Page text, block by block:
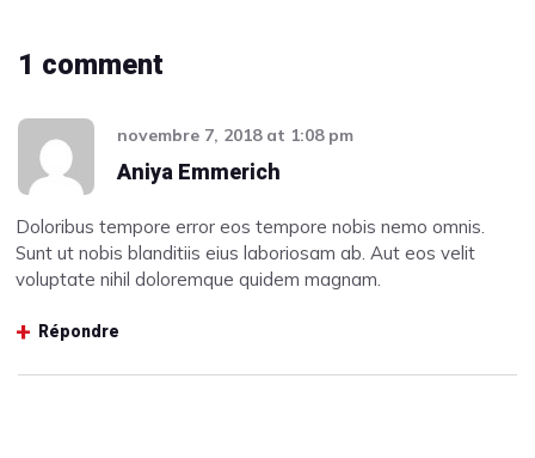
1 comment
novembre 7, 2018at 1:08 pm
Aniya Emmerich
Doloribus tempore error eos tempore nobis nemo omnis.
Sunt ut nobis blanditiis eius laboriosam ab. Aut eos velit
voluptate nihil doloremque quidem magnam.
Répondre